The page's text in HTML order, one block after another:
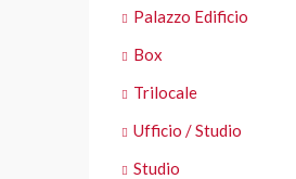
Palazzo Edificio
Box
Trilocale
Ufficio / Studio
Studio